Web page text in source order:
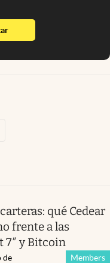
abre en nueva pestaña
qué Cedear
frente a las
7″ y Bitcoin
Members
de